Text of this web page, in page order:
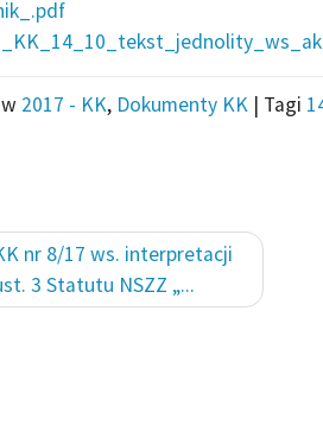
2017 - KK, Dokumenty KK | Tagi
nr 8/17 ws. interpretacji
3 Statutu NSZZ „...